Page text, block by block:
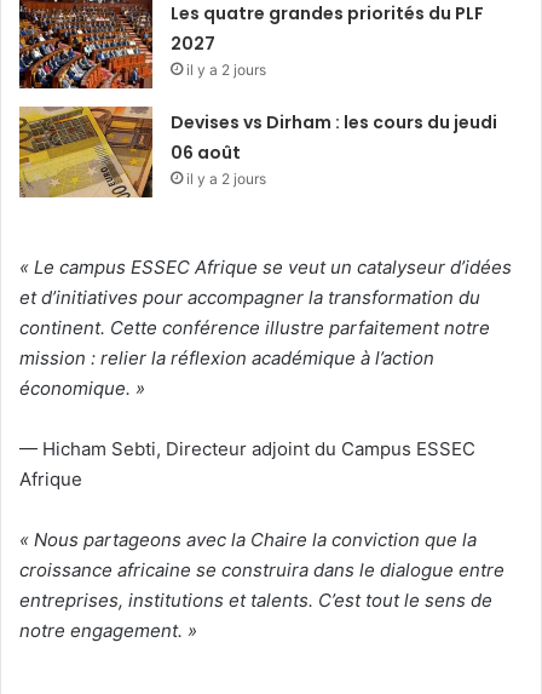
Les quatre grandes priorités du PLF
2027
il y a 2 jours
Devises vs Dirham : les cours du jeudi
06 août
il y a 2 jours
« Le campus ESSEC Afrique se veut un catalyseur d’idées
et d’initiatives pour accompagner la transformation du
continent. Cette conférence illustre parfaitement notre
mission : relier la réflexion académique à l’action
économique. »
— Hicham Sebti, Directeur adjoint du Campus ESSEC
Afrique
« Nous partageons avec la Chaire la conviction que la
croissance africaine se construira dans le dialogue entre
entreprises, institutions et talents. C’est tout le sens de
notre engagement. »